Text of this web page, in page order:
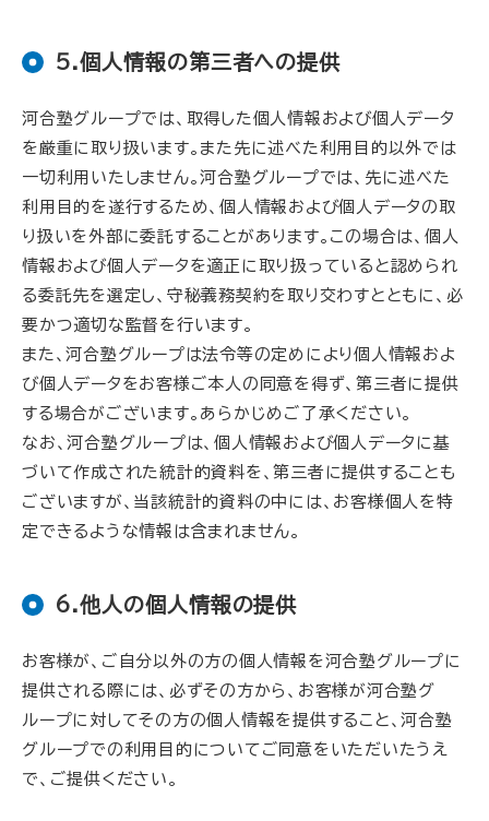
5.個人情報の第三者への提供
河合塾グループでは、取得した個人情報および個人データ
を厳重に取り扱います。また先に述べた利用目的以外では
一切利用いたしません。河合塾グループでは、先に述べた
利用目的を遂行するため、個人情報および個人データの取
り扱いを外部に委託することがあります。この場合は、個人
情報および個人データを適正に取り扱っていると認められ
る委託先を選定し、守秘義務契約を取り交わすとともに、必
要かつ適切な監督を行います。
また、河合塾グループは法令等の定めにより個人情報およ
び個人データをお客様ご本人の同意を得ず、第三者に提供
する場合がございます。あらかじめご了承ください。
なお、河合塾グループは、個人情報および個人データに基
づいて作成された統計的資料を、第三者に提供することも
ございますが、当該統計的資料の中には、お客様個人を特
定できるような情報は含まれません。
6.他人の個人情報の提供
お客様が、ご自分以外の方の個人情報を河合塾グループに
提供される際には、必ずその方から、お客様が河合塾グ
ループに対してその方の個人情報を提供すること、河合塾
グループでの利用目的についてご同意をいただいたうえ
で、ご提供ください。